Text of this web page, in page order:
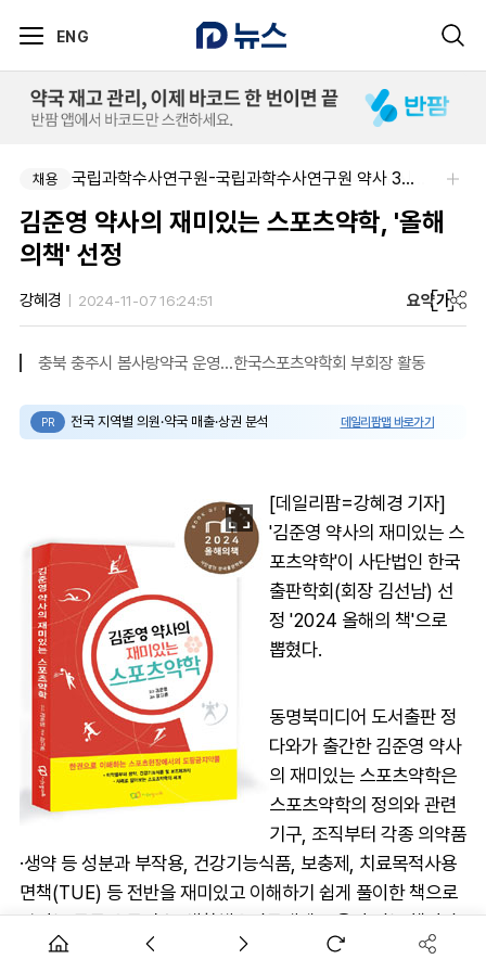
ENG
채용 제이더블유홀딩스주식회사-JW 2026년 4차 수시채용
채용 국립과학수사연구원-국립과학수사연구원 약사 3명 채용
김준영 약사의 재미있는 스포츠약학, '올해
의책' 선정
강혜경 2024-11-07 16:24:51 요약가
충북 충주시 봄사랑약국 운영…한국스포츠약학회 부회장 활동
PR 전국 지역별 의원·약국 매출·상권 분석 데일리팜맵 바로가기
[데일리팜=강혜경 기자]
'김준영 약사의 재미있는 스
포츠약학'이 사단법인 한국
출판학회(회장 김선남) 선
정 '2024 올해의 책'으로
뽑혔다.
동명북미디어 도서출판 정
다와가 출간한 김준영 약사
의 재미있는 스포츠약학은
스포츠약학의 정의와 관련
기구, 조직부터 각종 의약품
·생약 등 성분과 부작용, 건강기능식품, 보충제, 치료목적사용
면책(TUE) 등 전반을 재미있고 이해하기 쉽게 풀이한 책으로
약사는 물론 운동선수, 생활체육인들에게 도움이 되는 책이다.